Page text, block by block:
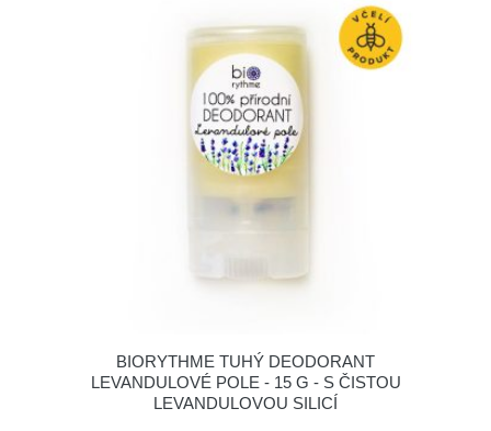
BIORYTHME TUHÝ DEODORANT
LEVANDULOVÉ POLE - 15 G - S ČISTOU
LEVANDULOVOU SILICÍ